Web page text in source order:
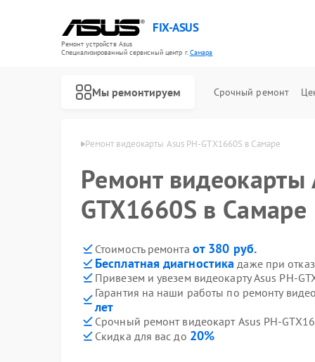
FIX-ASUS
Ремонт устройств Asus
Специализированный cервисный центр г.Самара
Мы ремонтируем Срочный ремонт
Ремонт видеокарты Asus PH-GTX1660S в Самаре
Ремонт видеокарты
GTX1660S в Самаре
Стоимость ремонта от 380 руб.
Бесплатная диагностика даже при
Привезем и увезем видеокарту Asus PH-
Гарантия на наши работы по ремонту
лет
Срочный ремонт видеокарт Asus PH-
Скидка для вас до 20%